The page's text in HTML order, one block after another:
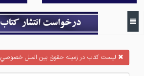
ليست كتاب در زمينه حقوق بين الملل خصوصي